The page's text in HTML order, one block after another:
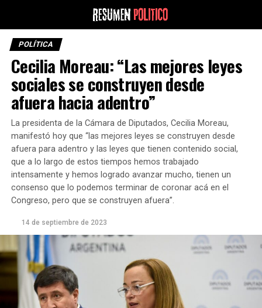
POLÍTICA
Cecilia Moreau: “Las mejores leyes
sociales se construyen desde
afuera hacia adentro”
La presidenta de la Cámara de Diputados, Cecilia Moreau,
manifestó hoy que “las mejores leyes se construyen desde
afuera para adentro y las leyes que tienen contenido social,
que a lo largo de estos tiempos hemos trabajado
intensamente y hemos logrado avanzar mucho, tienen un
consenso que lo podemos terminar de coronar acá en el
Congreso, pero que se construyen afuera”.
14 de septiembre de 2023